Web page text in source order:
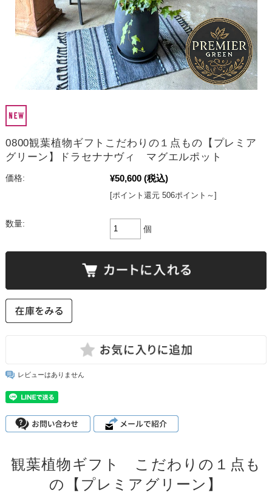
0800観葉植物ギフトこだわりの１点もの【プレミア
グリーン】ドラセナナヴィ マグエルポット
価格: ¥50,600 (税込)
[ポイント還元 506ポイント～]
数量:
個
レビューはありません
観葉植物ギフト こだわりの１点も
の【プレミアグリーン】